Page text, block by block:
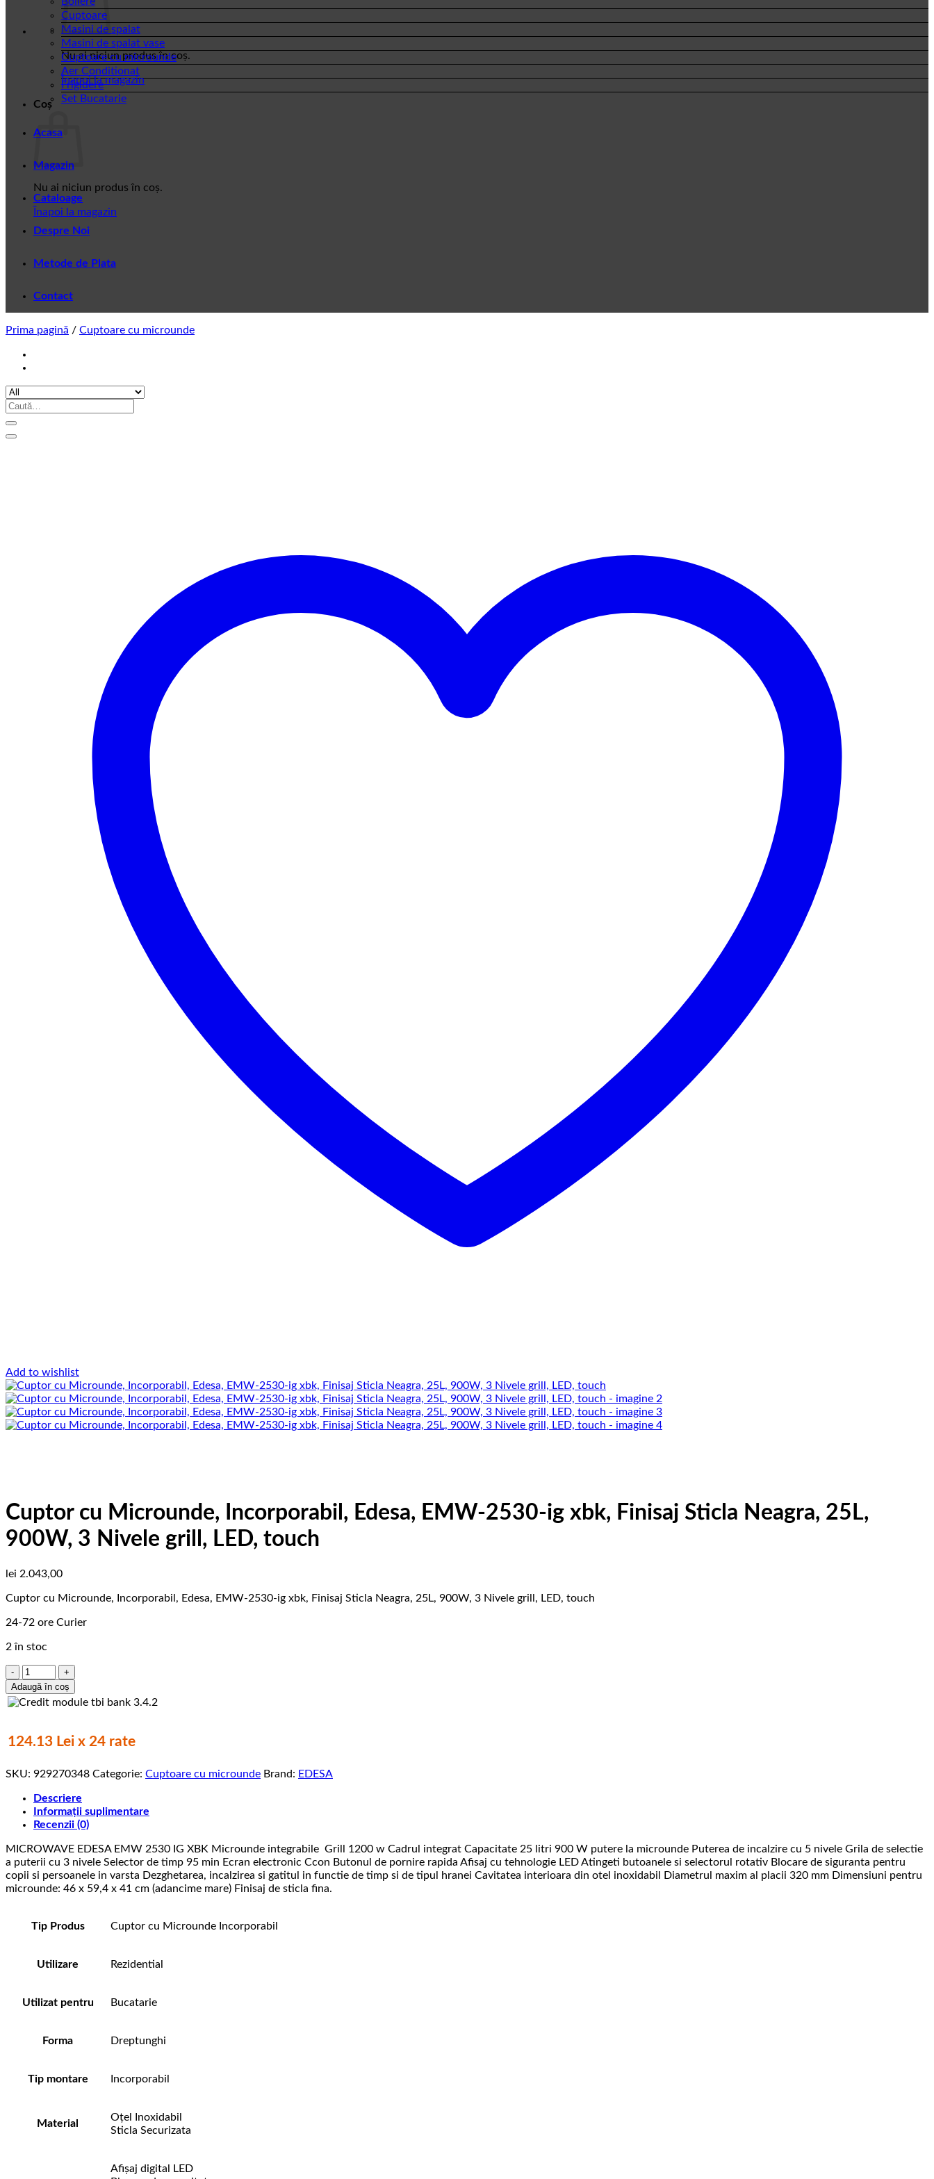
Nu ai niciun produs în coș.
Înapoi la magazin
Coș
Nu ai niciun produs în coș.
Înapoi la magazin
Cuptoare
Masini de spalat
Masini de spalat vase
Cuptoare cu microunde
Aer Conditionat
Frigidere
Set Bucatarie
Acasa
Magazin
Cataloage
Despre Noi
Metode de Plata
Contact
Prima pagină / Cuptoare cu microunde
Caută
Add to wishlist
Cuptor cu Microunde, Incorporabil, Edesa, EMW-2530-ig xbk, Finisaj Sticla Neagra, 25L,
900W, 3 Nivele grill, LED, touch
lei 2.043,00
Cuptor cu Microunde, Incorporabil, Edesa, EMW-2530-ig xbk, Finisaj Sticla Neagra, 25L, 900W, 3 Nivele grill, LED, touch
24-72 ore Curier
2 în stoc
Cantitate
Cuptor
cu
Edesa,
EMW-
ig
Finisaj
Sticla
Neagra,
900W,
3
Nivele
grill,
touch
Adaugă în coș
124.13 Lei x 24 rate
SKU: 929270348 Categorie: Cuptoare cu microunde Brand: EDESA
Descriere
Informații suplimentare
Recenzii (0)
MICROWAVE EDESA EMW 2530 IG XBK Microunde integrabile Grill 1200 w Cadrul integrat Capacitate 25 litri 900 W putere la microunde Puterea de incalzire cu 5 nivele Grila de selectie
a puterii cu 3 nivele Selector de timp 95 min Ecran electronic Ccon Butonul de pornire rapida Afisaj cu tehnologie LED Atingeti butoanele si selectorul rotativ Blocare de siguranta pentru
copii si persoanele in varsta Dezghetarea, incalzirea si gatitul in functie de timp si de tipul hranei Cavitatea interioara din otel inoxidabil Diametrul maxim al placii 320 mm Dimensiuni pentru
microunde: 46 x 59,4 x 41 cm (adancime mare) Finisaj de sticla fina.
Tip Produs Cuptor cu Microunde Incorporabil
Utilizare Rezidential
Utilizat pentru Bucatarie
Forma Dreptunghi
Tip montare Incorporabil
Material
Oțel Inoxidabil
Sticla Securizata
Afișaj digital LED